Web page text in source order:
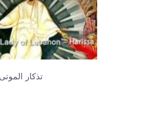
تذكار